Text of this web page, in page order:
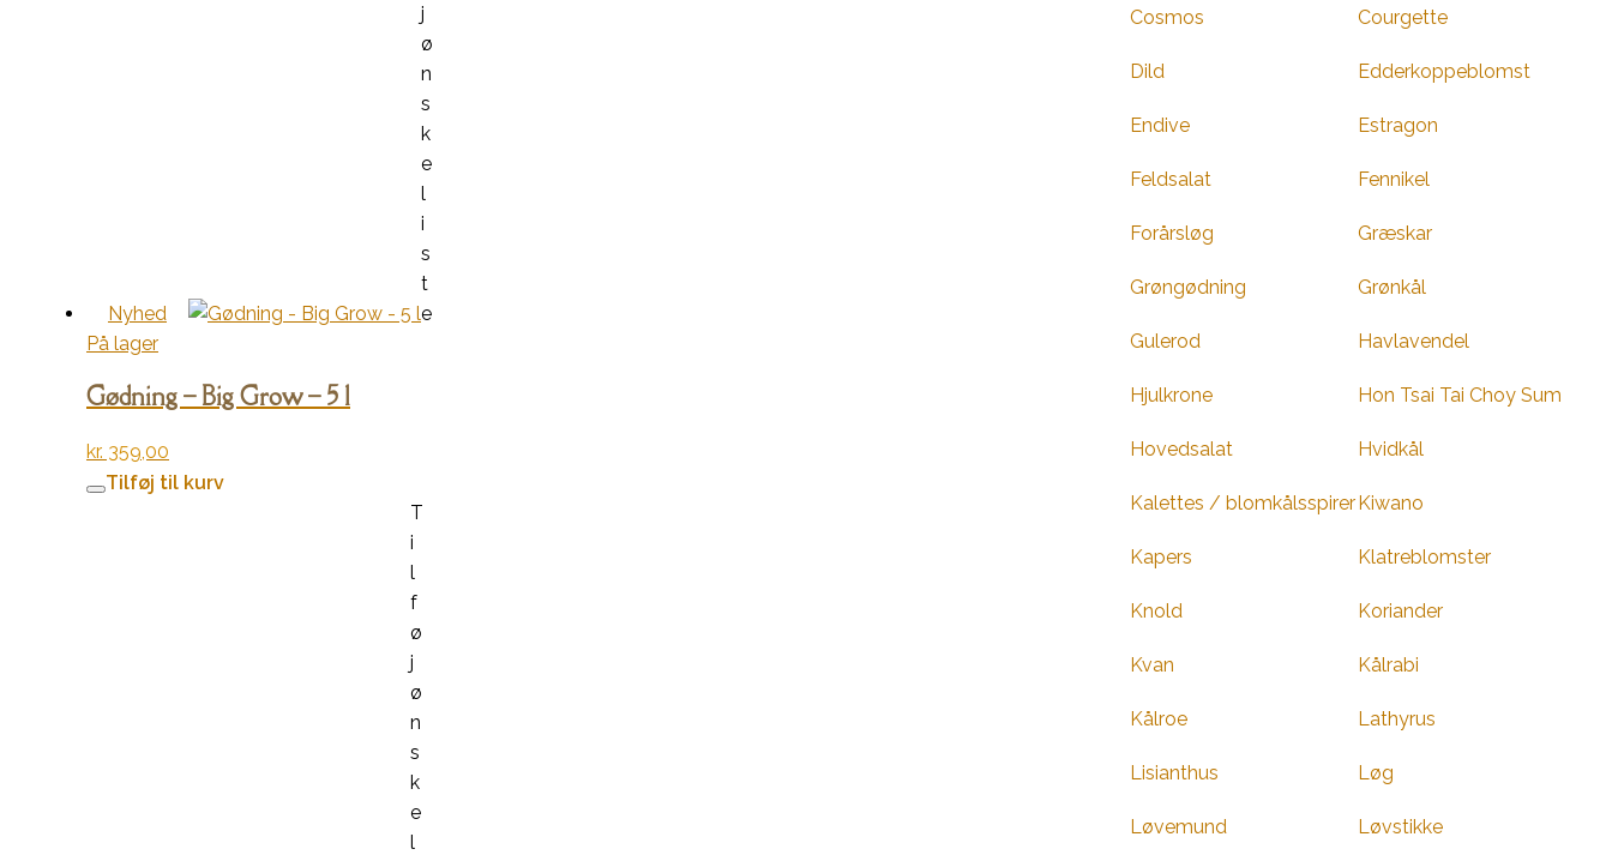
Nyhed
j
ø
n
s
k
e
l
i
s
t
e
På lager
Gødning – Big Grow – 5 l
kr. 359,00
Tilføj til kurv
T
i
l
f
ø
j
ø
n
s
k
e
l
Cosmos Courgette
Dild Edderkoppeblomst
Endive Estragon
Feldsalat Fennikel
Forårsløg Græskar
Grøngødning Grønkål
Gulerod Havlavendel
Hjulkrone Hon Tsai Tai Choy Sum
Hovedsalat Hvidkål
Kalettes / blomkålsspirer Kiwano
Kapers Klatreblomster
Knold Koriander
Kvan Kålrabi
Kålroe Lathyrus
Lisianthus Løg
Løvemund Løvstikke